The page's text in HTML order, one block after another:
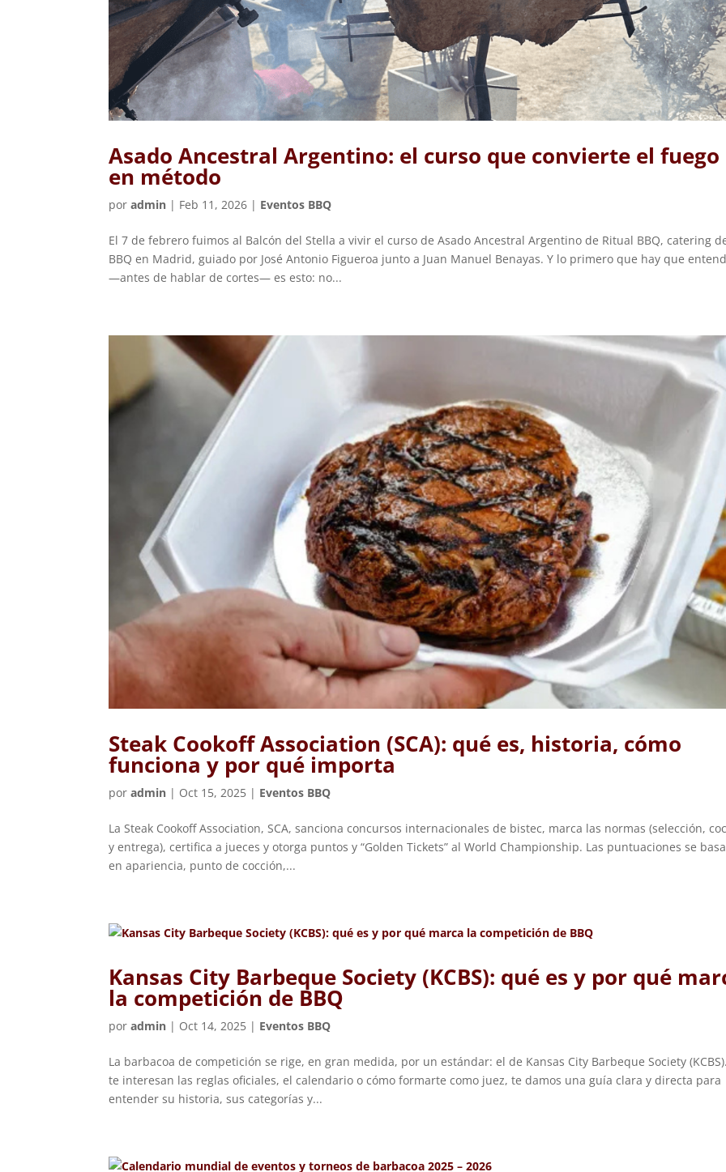
Asado Ancestral Argentino: el curso que convierte el fuego
en método
poradmin | Feb 11, 2026 | Eventos BBQ
El 7 de febrero fuimos al Balcón del Stella a vivir el curso de Asado Ancestral Argentino de Ritual BBQ, catering
BBQ en Madrid, guiado por José Antonio Figueroa junto a Juan Manuel Benayas. Y lo primero que hay que
—antes de hablar de cortes— es esto: no...
Steak Cookoff Association (SCA): qué es, historia, cómo
funciona y por qué importa
poradmin | Oct 15, 2025 | Eventos BBQ
La Steak Cookoff Association, SCA, sanciona concursos internacionales de bistec, marca las normas (selección,
y entrega), certifica a jueces y otorga puntos y “Golden Tickets” al World Championship. Las puntuaciones se
en apariencia, punto de cocción,...
Kansas City Barbeque Society (KCBS): qué es y por qué
la competición de BBQ
poradmin | Oct 14, 2025 | Eventos BBQ
La barbacoa de competición se rige, en gran medida, por un estándar: el de Kansas City Barbeque Society
te interesan las reglas oficiales, el calendario o cómo formarte como juez, te damos una guía clara y directa para
entender su historia, sus categorías y...